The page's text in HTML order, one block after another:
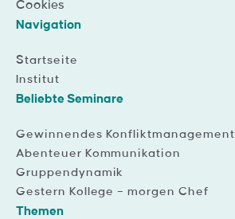
Cookies
Navigation
Startseite
Institut
Beliebte Seminare
Gewinnendes Konfliktmanagement
Abenteuer Kommunikation
Gruppendynamik
Gestern Kollege – morgen Chef
Themen